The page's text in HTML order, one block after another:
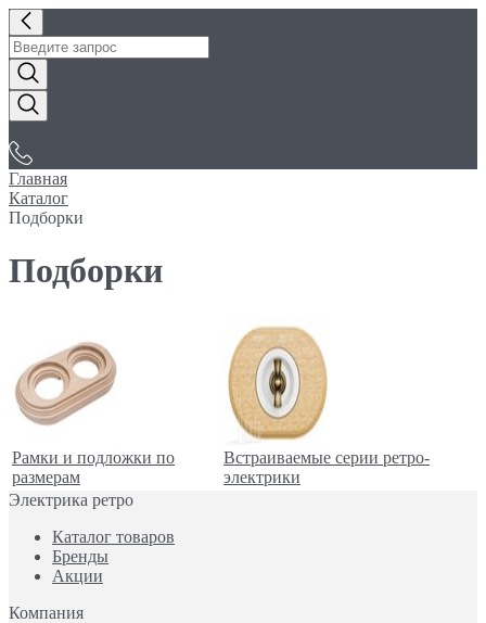
Главная
Каталог
Подборки
Подборки
Рамки и подложки по
размерам
Встраиваемые серии ретро-
электрики
Электрика ретро
Каталог товаров
Бренды
Акции
Компания